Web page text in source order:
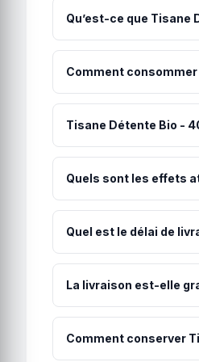
Qu’est-ce que Tisane
Fleurs de chanvre
écorces de cacao*,
Comment
La méthode
augmentez
Tisane Détente Bio -
Oui, Tisane Détente Bio
européenne. Le
Quels sont les effets
Les utilisateurs
les personnes, le
Quel est le délai de
Votre commande est
numéro de suivi vous
La livraison est-elle
Les frais de port sont
Comment conserver